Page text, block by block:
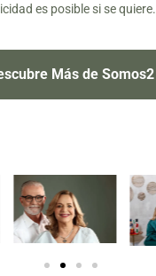
es posible si se quiere.
Más de Somos2